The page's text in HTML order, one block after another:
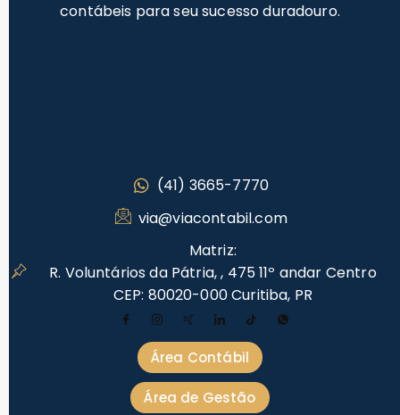
contábeis para seu sucesso duradouro.
(41) 3665-7770
via@viacontabil.com
Matriz:
R. Voluntários da Pátria, , 475 11º andar Centro
CEP: 80020-000 Curitiba, PR
Área Contábil
Área de Gestão